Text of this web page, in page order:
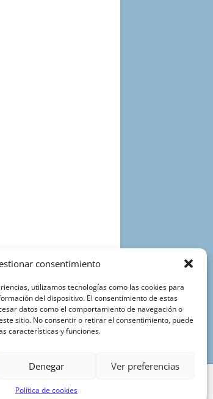
consentimiento
utilizamos tecnologías como las cookies para
del dispositivo. El consentimiento de estas
datos como el comportamiento de navegación o
sitio. No consentir o retirar el consentimiento, puede
características y funciones.
Denegar Ver preferencias
Política de cookies